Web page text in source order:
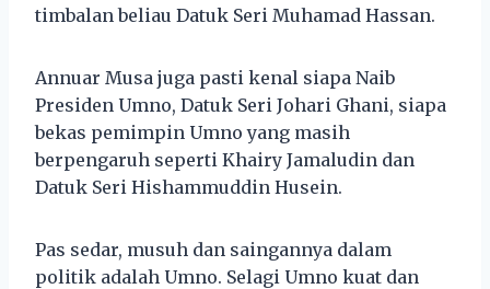
timbalan beliau Datuk Seri Muhamad Hassan.
Annuar Musa juga pasti kenal siapa Naib
Presiden Umno, Datuk Seri Johari Ghani, siapa
bekas pemimpin Umno yang masih
berpengaruh seperti Khairy Jamaludin dan
Datuk Seri Hishammuddin Husein.
Pas sedar, musuh dan saingannya dalam
politik adalah Umno. Selagi Umno kuat dan